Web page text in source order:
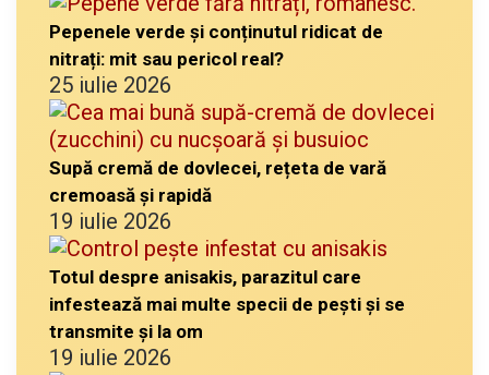
Pepenele verde și conținutul ridicat de
nitrați: mit sau pericol real?
25 iulie 2026
Supă cremă de dovlecei, rețeta de vară
cremoasă și rapidă
19 iulie 2026
Totul despre anisakis, parazitul care
infestează mai multe specii de pești și se
transmite și la om
19 iulie 2026